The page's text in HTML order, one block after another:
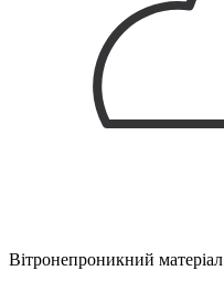
Вітронепроникний матеріал